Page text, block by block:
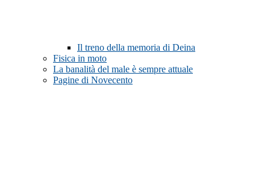
Il treno della memoria di Deina
Fisica in moto
La banalità del male è sempre attuale
Pagine di Novecento